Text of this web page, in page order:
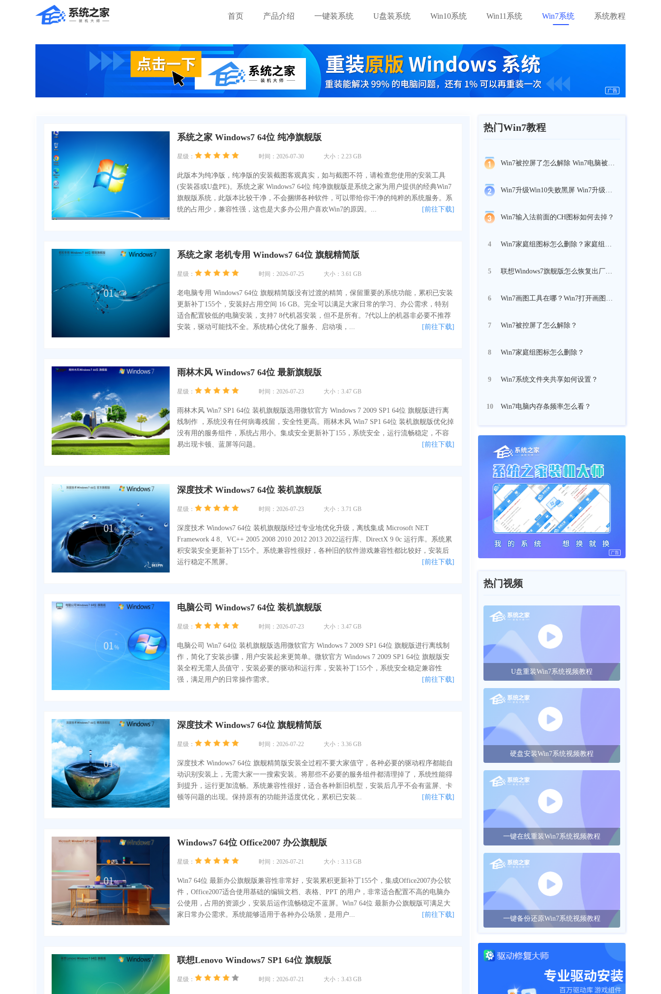
首页 产品介绍 一键装系统 U盘装系统 Win10系统 Win11系统 Win7系统 系统教程
系统之家 Windows7 64位 纯净旗舰版
星级： 时间：2026-07-30 大小：2.23 GB
此版本为纯净版，纯净版的安装截图客观真实，如与截图不符，请检查您使用的安装工具
(安装器或U盘PE)。系统之家 Windows7 64位 纯净旗舰版是系统之家为用户提供的经典Win7
旗舰版系统，此版本比较干净，不会捆绑各种软件，可以带给你干净的纯粹的系统服务。系
统的占用少，兼容性强，这也是大多办公用户喜欢Win7的原因。...
[前往下载]
系统之家 老机专用 Windows7 64位 旗舰精简版
星级： 时间：2026-07-25 大小：3.61 GB
老电脑专用 Windows7 64位 旗舰精简版没有过渡的精简，保留重要的系统功能，累积已安装
更新补丁155个，安装好占用空间 16 GB。完全可以满足大家日常的学习、办公需求，特别
适合配置较低的电脑安装，支持7 8代机器安装，但不是所有。7代以上的机器非必要不推荐
安装，驱动可能找不全。系统精心优化了服务、启动项，...
[前往下载]
雨林木风 Windows7 64位 最新旗舰版
星级： 时间：2026-07-23 大小：3.47 GB
雨林木风 Win7 SP1 64位 装机旗舰版选用微软官方 Windows 7 2009 SP1 64位 旗舰版进行离
线制作 ，系统没有任何病毒残留，安全性更高。雨林木风 Win7 SP1 64位 装机旗舰版优化掉
没有用的服务组件，系统占用小。集成安全更新补丁155，系统安全，运行流畅稳定，不容
易出现卡顿、蓝屏等问题。
[前往下载]
深度技术 Windows7 64位 装机旗舰版
星级： 时间：2026-07-23 大小：3.71 GB
深度技术 Windows7 64位 装机旗舰版经过专业地优化升级，离线集成 Microsoft NET
Framework 4 8、VC++ 2005 2008 2010 2012 2013 2022运行库、DirectX 9 0c 运行库。系统累
积安装安全更新补丁155个。系统兼容性很好，各种旧的软件游戏兼容性都比较好，安装后
运行稳定不黑屏。
[前往下载]
电脑公司 Windows7 64位 装机旗舰版
星级： 时间：2026-07-23 大小：3.47 GB
电脑公司 Win7 64位 装机旗舰版选用微软官方 Windows 7 2009 SP1 64位 旗舰版进行离线制
作，简化了安装步骤，用户安装起来更简单。微软官方 Windows 7 2009 SP1 64位 旗舰版安
装全程无需人员值守，安装必要的驱动和运行库，安装补丁155个，系统安全稳定兼容性
强，满足用户的日常操作需求。
[前往下载]
深度技术 Windows7 64位 旗舰精简版
星级： 时间：2026-07-22 大小：3.36 GB
深度技术 Windows7 64位 旗舰精简版安装全过程不要大家值守，各种必要的驱动程序都能自
动识别安装上，无需大家一一搜索安装。将那些不必要的服务组件都清理掉了，系统性能得
到提升，运行更加流畅。系统兼容性很好，适合各种新旧机型，安装后几乎不会有蓝屏、卡
顿等问题的出现。保持原有的功能并适度优化，累积已安装...
[前往下载]
Windows7 64位 Office2007 办公旗舰版
星级： 时间：2026-07-21 大小：3.13 GB
Win7 64位 最新办公旗舰版兼容性非常好，安装累积更新补丁155个，集成Office2007办公软
件，Office2007适合使用基础的编辑文档、表格、PPT 的用户，非常适合配置不高的电脑办
公使用，占用的资源少，安装后运作流畅稳定不蓝屏。Win7 64位 最新办公旗舰版可满足大
家日常办公需求。系统能够适用于各种办公场景，是用户...
[前往下载]
联想Lenovo Windows7 SP1 64位 旗舰版
星级： 时间：2026-07-21 大小：3.43 GB
热门Win7教程
Win7输入法前面的CH图标如何去掉？
4
5
6
7 Win7被控屏了怎么解除？
8 Win7家庭组图标怎么删除？
9 Win7系统文件夹共享如何设置？
10 Win7电脑内存条频率怎么看？
热门视频
U盘重装Win7系统视频教程
硬盘安装Win7系统视频教程
一键在线重装Win7系统视频教程
一键备份还原Win7系统视频教程